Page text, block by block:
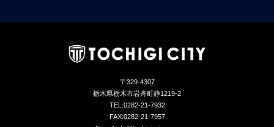
〒329-4307
栃木県栃木市岩舟町静1219-2
TEL:0282-21-7932
FAX:0282-21-7957